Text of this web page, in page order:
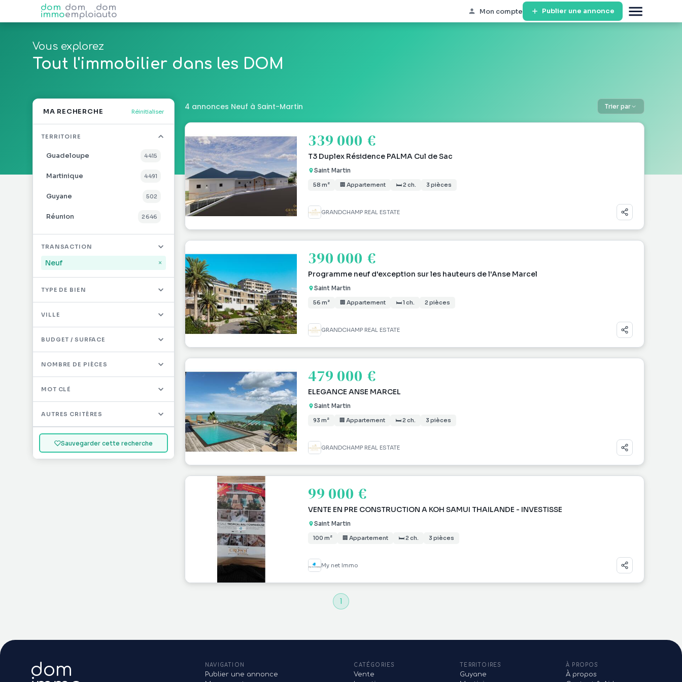
dom
immo
dom
emploi
dom
auto Mon compte Publier une annonce
Vous explorez
Tout l'immobilier dans les DOM
MA RECHERCHE Réinitialiser
TERRITOIRE
Guadeloupe 4 415
Martinique 4 491
Guyane 502
Réunion 2 646
Mayotte
Saint-Barthélémy 12
TRANSACTION
Neuf ×
TYPE DE BIEN
VILLE
BUDGET / SURFACE
NOMBRE DE PIÈCES
MOT CLÉ
AUTRES CRITÈRES
Sauvegarder cette recherche
4 annonces Neuf à Saint-Martin Trier par
339 000 €
T3 Duplex Résidence PALMA Cul de Sac
Saint Martin
58 m² 🏢 Appartement 🛏 2 ch. 3 pièces
GRANDCHAMP REAL ESTATE
390 000 €
Programme neuf d'exception sur les hauteurs de l'Anse Marcel
Saint Martin
56 m² 🏢 Appartement 🛏 1 ch. 2 pièces
GRANDCHAMP REAL ESTATE
479 000 €
ELEGANCE ANSE MARCEL
Saint Martin
93 m² 🏢 Appartement 🛏 2 ch. 3 pièces
GRANDCHAMP REAL ESTATE
99 000 €
VENTE EN PRE CONSTRUCTION A KOH SAMUI THAILANDE - INVESTISSE
Saint Martin
100 m² 🏢 Appartement 🛏 2 ch. 3 pièces
My net Immo
1
dom NAVIGATION
Publier une annonce
CATÉGORIES
Vente
TERRITOIRES
Guyane
À PROPOS
À propos